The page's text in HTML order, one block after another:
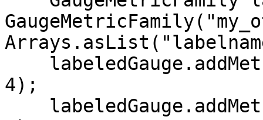
4);